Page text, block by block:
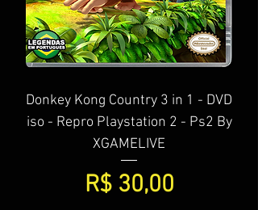
Donkey Kong Country 3 in 1 - DVD
iso - Repro Playstation 2 - Ps2 By
XGAMELIVE
Preço
R$ 30,00